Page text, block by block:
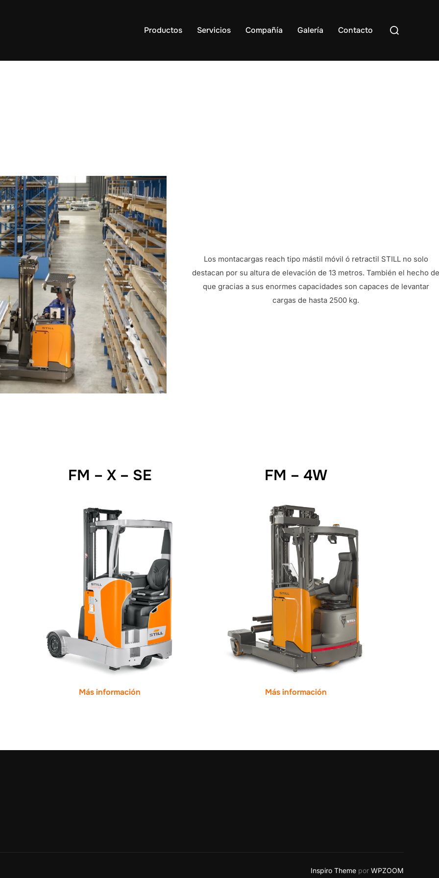
Productos Servicios Compañía Galería Contacto
Buscar:
Los montacargas reach tipo mástil móvil ó retractil STILL no solo
destacan por su altura de elevación de 13 metros. También el hecho de
que gracias a sus enormes capacidades son capaces de levantar
cargas de hasta 2500 kg.
FM – X – SE
Más información
FM – 4W
Más información
Inspiro Theme por WPZOOM